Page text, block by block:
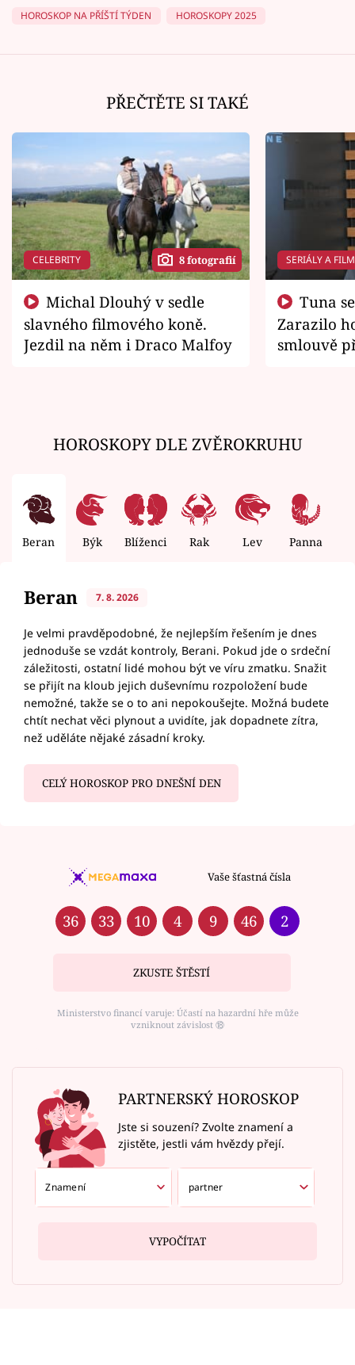
HOROSKOP NA PŘÍŠTÍ TÝDEN HOROSKOPY 2025
PŘEČTĚTE SI TAKÉ
CELEBRITY 8 fotografií
slavného filmového koně.
Jezdil na něm i Draco Malfoy
SERIÁLY A
Zarazilo
smlouvě
HOROSKOPY DLE ZVĚROKRUHU
Beran Býk Blíženci Rak Lev Panna
Beran 7. 8. 2026
Je velmi pravděpodobné, že nejlepším řešením je dnes
jednoduše se vzdát kontroly, Berani. Pokud jde o srdeční
záležitosti, ostatní lidé mohou být ve víru zmatku. Snažit
se přijít na kloub jejich duševnímu rozpoložení bude
nemožné, takže se o to ani nepokoušejte. Možná budete
chtít nechat věci plynout a uvidíte, jak dopadnete zítra,
než uděláte nějaké zásadní kroky.
CELÝ HOROSKOP PRO DNEŠNÍ DEN
Vaše šťastná čísla
36 33 10 4 9 46 2
ZKUSTE ŠTĚSTÍ
Ministerstvo financí varuje: Účastí na hazardní hře může
vzniknout závislost ⑱
PARTNERSKÝ HOROSKOP
Jste si souzení? Zvolte znamení a
zjistěte, jestli vám hvězdy přejí.
VYPOČÍTAT